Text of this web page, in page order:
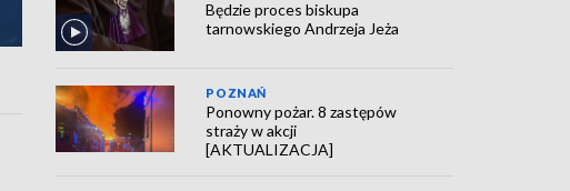
Będzie proces biskupa
tarnowskiego Andrzeja Jeża
POZNAŃ
Ponowny pożar. 8 zastępów
straży w akcji
[AKTUALIZACJA]